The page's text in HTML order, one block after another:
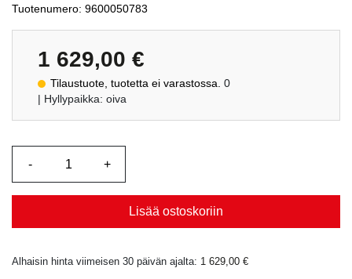
Tuotenumero: 9600050783
1 629,00 €
Tilaustuote, tuotetta ei varastossa. 0
| Hyllypaikka: oiva
Lisää ostoskoriin
Alhaisin hinta viimeisen 30 päivän ajalta: 1 629,00 €